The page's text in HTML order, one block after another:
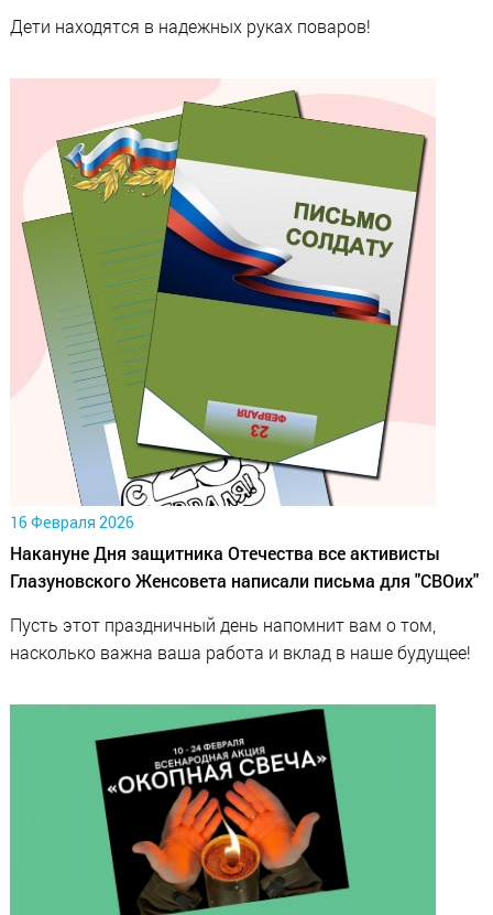
Дети находятся в надежных руках поваров!
16 Февраля 2026
Накануне Дня защитника Отечества все активисты
Глазуновского Женсовета написали письма для "СВОих"
Пусть этот праздничный день напомнит вам о том,
насколько важна ваша работа и вклад в наше будущее!